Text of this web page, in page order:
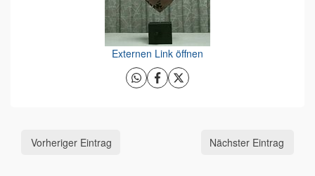
Externen Link öffnen
Vorheriger Eintrag Nächster Eintrag